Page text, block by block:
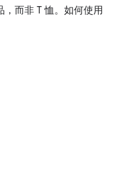
而非 T 恤。如何使用